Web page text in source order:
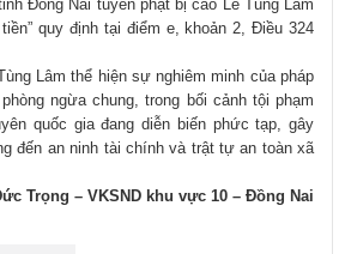
Đồng Nai tuyên phạt bị cáo Lê Tùng Lâm
quy định tại điểm e, khoản 2, Điều 324
Lâm thể hiện sự nghiêm minh của pháp
ngừa chung, trong bối cảnh tội phạm
quốc gia đang diễn biến phức tạp, gây
đến an ninh tài chính và trật tự an toàn xã
Trọng – VKSND khu vực 10 – Đồng Nai